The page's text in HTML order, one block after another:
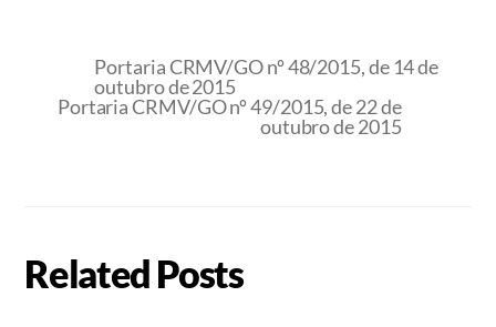
Portaria CRMV/GO nº 48/2015, de 14 de
outubro de 2015
Portaria CRMV/GO nº 49/2015, de 22 de
outubro de 2015
Related Posts